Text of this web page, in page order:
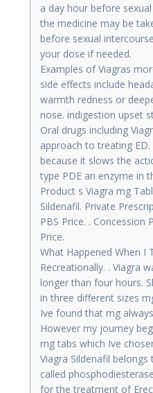
a day hour before
the medicine may be
before sexual
your dose if needed.
Examples of Viagras
side effects include
warmth redness or
nose. indigestion upset
Oral drugs including
approach to treating ED.
because it slows the
type PDE an enzyme in
Product s Viagra mg
Sildenafil. Private
PBS Price. . Concession
Price.
What Happened When I
Recreationally. . Viagra
longer than four hours.
in three different sizes
Ive found that mg
However my journey
mg tabs which Ive
Viagra Sildenafil
called
for the treatment of